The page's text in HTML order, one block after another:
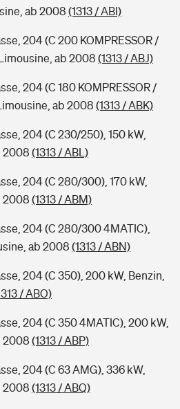
ab 2008 (1313 / ABI)
204 (C 200 KOMPRESSOR /
ab 2008 (1313 / ABJ)
204 (C 180 KOMPRESSOR /
ab 2008 (1313 / ABK)
204 (C 230/250), 150 kW,
2008 (1313 / ABL)
204 (C 280/300), 170 kW,
2008 (1313 / ABM)
204 (C 280/300 4MATIC),
ab 2008 (1313 / ABN)
204 (C 350), 200 kW, Benzin,
/ ABO)
204 (C 350 4MATIC), 200 kW,
2008 (1313 / ABP)
204 (C 63 AMG), 336 kW,
2008 (1313 / ABQ)